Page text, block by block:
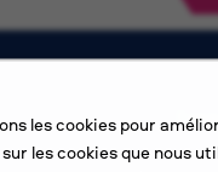
les cookies pour
les cookies que nous